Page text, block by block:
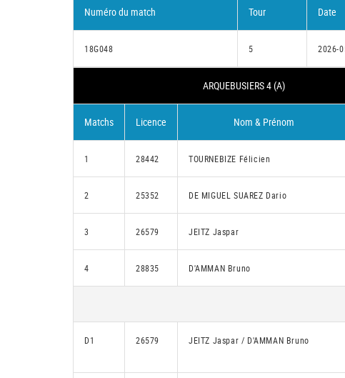
Numéro du match Tour Date
18G048 5 2026-
ARQUEBUSIERS 4 (A)
Matchs Licence Nom & Prénom
1 28442 TOURNEBIZE Félicien
2 25352 DE MIGUEL SUAREZ Dario
3 26579 JEITZ Jaspar
4 28835 D'AMMAN Bruno
D1 26579 JEITZ Jaspar / D'AMMAN Bruno